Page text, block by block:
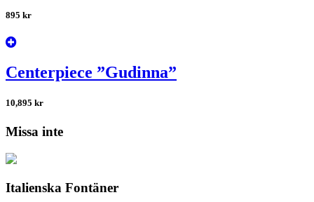
895 kr
Centerpiece ”Gudinna”
10,895 kr
Missa inte
Italienska Fontäner